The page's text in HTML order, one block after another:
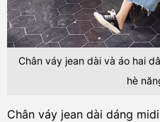
Chân váy jean dài và áo hai
hè
Chân váy jean dài dáng